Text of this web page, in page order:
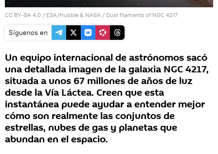
CC BY-SA 4.0 / ESA/Hubble & NASA / Dust filaments of NGC 4217
Síguenos en
Un equipo internacional de astrónomos sacó
una detallada imagen de la galaxia NGC 4217,
situada a unos 67 millones de años de luz
desde la Vía Láctea. Creen que esta
instantánea puede ayudar a entender mejor
cómo son realmente las conjuntos de
estrellas, nubes de gas y planetas que
abundan en el espacio.